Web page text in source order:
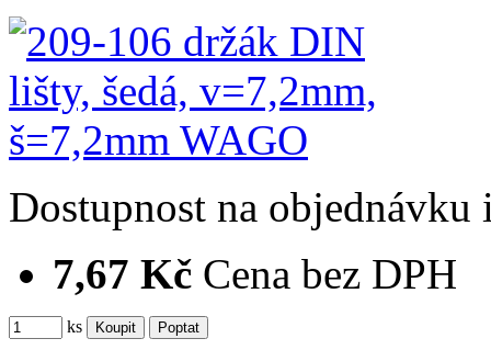
Dostupnost na objednávku
7,67 Kč Cena bez DPH
ks